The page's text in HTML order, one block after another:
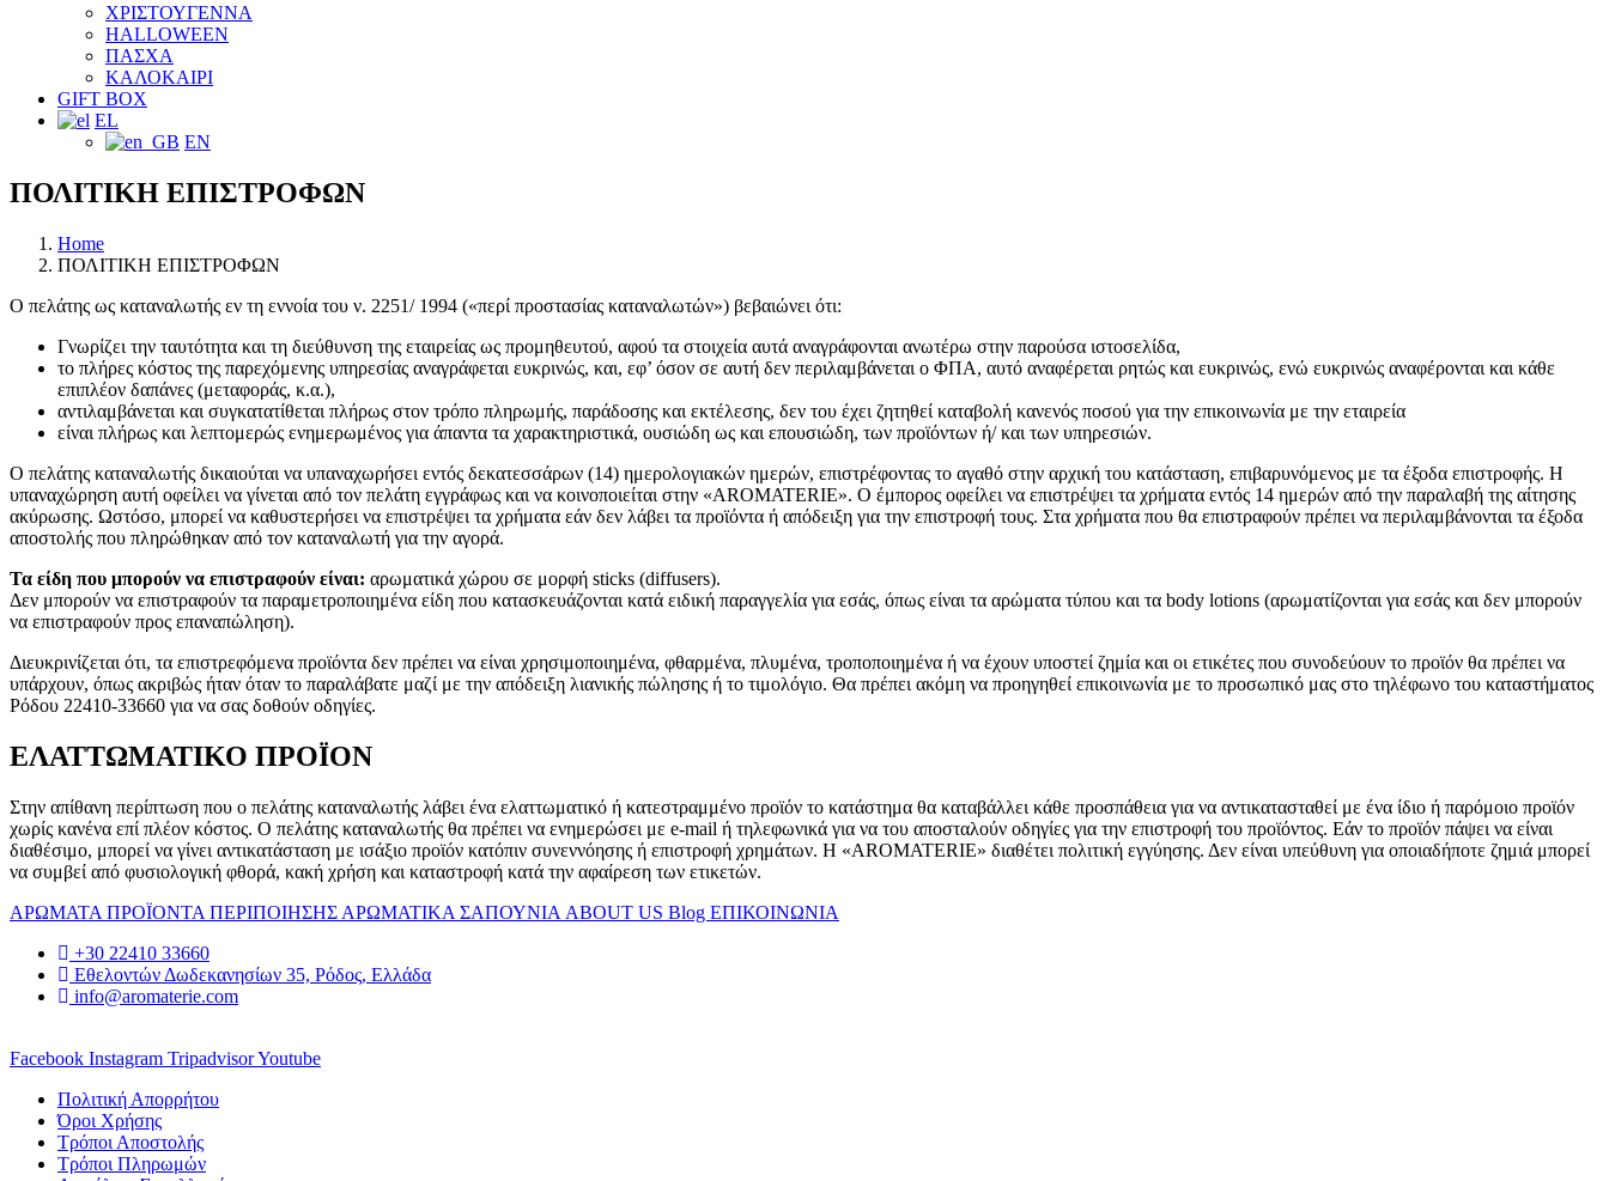
ΧΡΙΣΤΟΥΓΕΝΝΑ
HALLOWEEN
ΠΑΣΧΑ
ΚΑΛΟΚΑΙΡΙ
GIFT BOX
EL
EN
ΠΟΛΙΤΙΚΗ ΕΠΙΣΤΡΟΦΩΝ
Home
ΠΟΛΙΤΙΚΗ ΕΠΙΣΤΡΟΦΩΝ
Ο πελάτης ως καταναλωτής εν τη εννοία του ν. 2251/ 1994 («περί προστασίας καταναλωτών») βεβαιώνει ότι:
Γνωρίζει την ταυτότητα και τη διεύθυνση της εταιρείας ως προμηθευτού, αφού τα στοιχεία αυτά αναγράφονται ανωτέρω στην παρούσα ιστοσελίδα,
το πλήρες κόστος της παρεχόμενης υπηρεσίας αναγράφεται ευκρινώς, και, εφ’ όσον σε αυτή δεν περιλαμβάνεται ο ΦΠΑ, αυτό αναφέρεται ρητώς και ευκρινώς, ενώ ευκρινώς αναφέρονται και κάθε
επιπλέον δαπάνες (μεταφοράς, κ.α.),
αντιλαμβάνεται και συγκατατίθεται πλήρως στον τρόπο πληρωμής, παράδοσης και εκτέλεσης, δεν του έχει ζητηθεί καταβολή κανενός ποσού για την επικοινωνία με την εταιρεία
είναι πλήρως και λεπτομερώς ενημερωμένος για άπαντα τα χαρακτηριστικά, ουσιώδη ως και επουσιώδη, των προϊόντων ή/ και των υπηρεσιών.
Ο πελάτης καταναλωτής δικαιούται να υπαναχωρήσει εντός δεκατεσσάρων (14) ημερολογιακών ημερών, επιστρέφοντας το αγαθό στην αρχική του κατάσταση, επιβαρυνόμενος με τα έξοδα επιστροφής. Η
υπαναχώρηση αυτή οφείλει να γίνεται από τον πελάτη εγγράφως και να κοινοποιείται στην «AROMATERIE». Ο έμπορος οφείλει να επιστρέψει τα χρήματα εντός 14 ημερών από την παραλαβή της αίτησης
ακύρωσης. Ωστόσο, μπορεί να καθυστερήσει να επιστρέψει τα χρήματα εάν δεν λάβει τα προϊόντα ή απόδειξη για την επιστροφή τους. Στα χρήματα που θα επιστραφούν πρέπει να περιλαμβάνονται τα έξοδα
αποστολής που πληρώθηκαν από τον καταναλωτή για την αγορά.
Τα είδη που μπορούν να επιστραφούν είναι: αρωματικά χώρου σε μορφή sticks (diffusers).
Δεν μπορούν να επιστραφούν τα παραμετροποιημένα είδη που κατασκευάζονται κατά ειδική παραγγελία για εσάς, όπως είναι τα αρώματα τύπου και τα body lotions (αρωματίζονται για εσάς και δεν μπορούν
να επιστραφούν προς επαναπώληση).
Διευκρινίζεται ότι, τα επιστρεφόμενα προϊόντα δεν πρέπει να είναι χρησιμοποιημένα, φθαρμένα, πλυμένα, τροποποιημένα ή να έχουν υποστεί ζημία και οι ετικέτες που συνοδεύουν το προϊόν θα πρέπει να
υπάρχουν, όπως ακριβώς ήταν όταν το παραλάβατε μαζί με την απόδειξη λιανικής πώλησης ή το τιμολόγιο. Θα πρέπει ακόμη να προηγηθεί επικοινωνία με το προσωπικό μας στο τηλέφωνο του καταστήματος
Ρόδου 22410-33660 για να σας δοθούν οδηγίες.
ΕΛΑΤΤΩΜΑΤΙΚΟ ΠΡΟΪΟΝ
Στην απίθανη περίπτωση που ο πελάτης καταναλωτής λάβει ένα ελαττωματικό ή κατεστραμμένο προϊόν το κατάστημα θα καταβάλλει κάθε προσπάθεια για να αντικατασταθεί με ένα ίδιο ή παρόμοιο προϊόν
χωρίς κανένα επί πλέον κόστος. Ο πελάτης καταναλωτής θα πρέπει να ενημερώσει με e-mail ή τηλεφωνικά για να του αποσταλούν οδηγίες για την επιστροφή του προϊόντος. Εάν το προϊόν πάψει να είναι
διαθέσιμο, μπορεί να γίνει αντικατάσταση με ισάξιο προϊόν κατόπιν συνεννόησης ή επιστροφή χρημάτων. Η «AROMATERIE» διαθέτει πολιτική εγγύησης. Δεν είναι υπεύθυνη για οποιαδήποτε ζημιά μπορεί
να συμβεί από φυσιολογική φθορά, κακή χρήση και καταστροφή κατά την αφαίρεση των ετικετών.
ΑΡΩΜΑΤΑ ΠΡΟΪΟΝΤΑ ΠΕΡΙΠΟΙΗΣΗΣ ΑΡΩΜΑΤΙΚΑ ΣΑΠΟΥΝΙΑ ABOUT US Blog ΕΠΙΚΟΙΝΩΝΙΑ
+30 22410 33660
Εθελοντών Δωδεκανησίων 35, Ρόδος, Ελλάδα
info@aromaterie.com
Facebook Instagram TripadvisorYoutube
Πολιτική Απορρήτου
Όροι Χρήσης
Τρόποι Αποστολής
Τρόποι Πληρωμών